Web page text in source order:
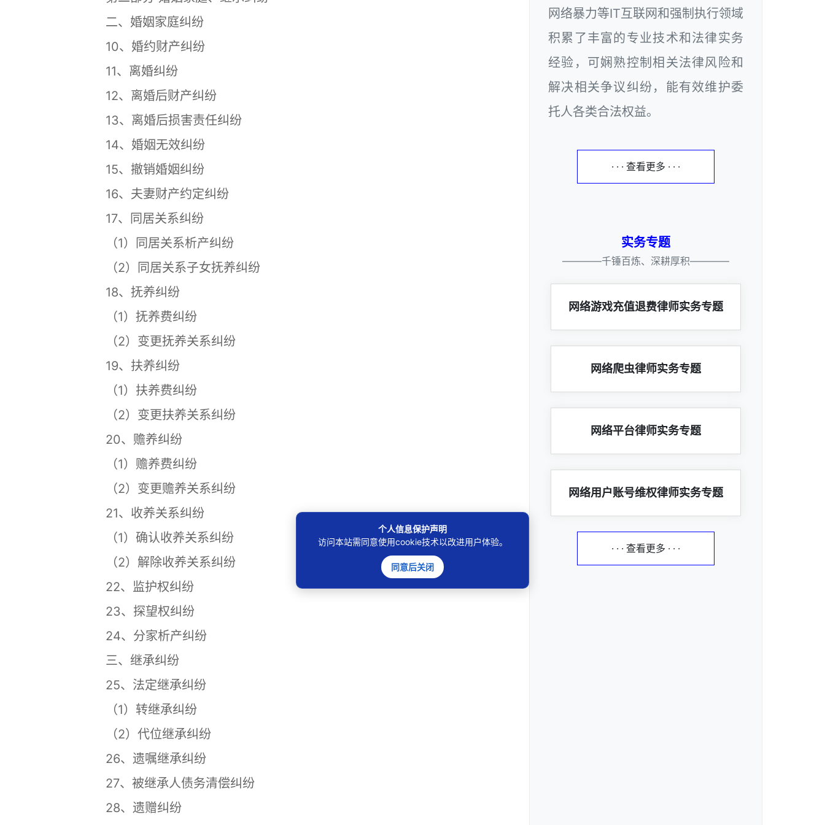
二、婚姻家庭纠纷
10、婚约财产纠纷
11、离婚纠纷
12、离婚后财产纠纷
13、离婚后损害责任纠纷
14、婚姻无效纠纷
15、撤销婚姻纠纷
16、夫妻财产约定纠纷
17、同居关系纠纷
（1）同居关系析产纠纷
（2）同居关系子女抚养纠纷
18、抚养纠纷
（1）抚养费纠纷
（2）变更抚养关系纠纷
19、扶养纠纷
（1）扶养费纠纷
（2）变更扶养关系纠纷
20、赡养纠纷
（1）赡养费纠纷
（2）变更赡养关系纠纷
21、收养关系纠纷
（1）确认收养关系纠纷
（2）解除收养关系纠纷
22、监护权纠纷
23、探望权纠纷
24、分家析产纠纷
三、继承纠纷
25、法定继承纠纷
（1）转继承纠纷
（2）代位继承纠纷
26、遗嘱继承纠纷
27、被继承人债务清偿纠纷
28、遗赠纠纷
网络暴力等IT互联网和强制执行领域
积累了丰富的专业技术和法律实务
经验，可娴熟控制相关法律风险和
解决相关争议纠纷，能有效维护委
托人各类合法权益。
· · · 查看更多 · · ·
实务专题
————千锤百炼、深耕厚积————
网络游戏充值退费律师实务专题
网络爬虫律师实务专题
网络平台律师实务专题
网络用户账号维权律师实务专题
· · · 查看更多 · · ·
个人信息保护声明
访问本站需同意使用cookie技术以改进用户体验。
同意后关闭